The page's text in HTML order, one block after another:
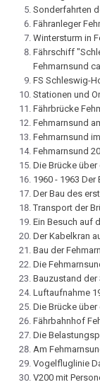
Sonderfahrten
Fähranleger
Wintersturm in
Fährschiff
Fehmarnsund
FS Schleswig-
Stationen und
Fährbrücke
Fehmarnsund
Fehmarnsund
Fehmarnsund
Die Brücke über
1960 - 1963
Der Bau des
Transport der
Ein Besuch auf
Der Kabelkran
Bau der
Die
Bauzustand der
Luftaufnahme
Die Brücke
Fährbahnhof
Die
Am
Vogelfluglinie
V200 mit